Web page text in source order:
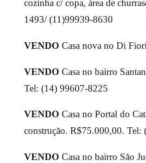
cozinha c/ copa, área de
1493/ (11)99939-8630
VENDO Casa nova no Di
VENDO Casa no bairro
Tel: (14) 99607-8225
VENDO Casa no Portal do
construção. R$75.000,00.
VENDO Casa no bairro São